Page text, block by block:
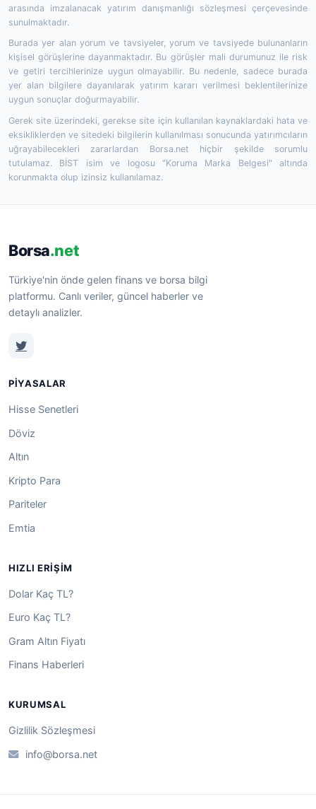
arasında imzalanacak yatırım danışmanlığı sözleşmesi çerçevesinde
sunulmaktadır.
Burada yer alan yorum ve tavsiyeler, yorum ve tavsiyede bulunanların
kişisel görüşlerine dayanmaktadır. Bu görüşler mali durumunuz ile risk
ve getiri tercihlerinize uygun olmayabilir. Bu nedenle, sadece burada
yer alan bilgilere dayanılarak yatırım kararı verilmesi beklentilerinize
uygun sonuçlar doğurmayabilir.
Gerek site üzerindeki, gerekse site için kullanılan kaynaklardaki hata ve
eksikliklerden ve sitedeki bilgilerin kullanılması sonucunda yatırımcıların
uğrayabilecekleri zararlardan Borsa.net hiçbir şekilde sorumlu
tutulamaz. BİST isim ve logosu "Koruma Marka Belgesi" altında
korunmakta olup izinsiz kullanılamaz.
Borsa.net
Türkiye'nin önde gelen finans ve borsa bilgi
platformu. Canlı veriler, güncel haberler ve
detaylı analizler.
PIYASALAR
Hisse Senetleri
Döviz
Altın
Kripto Para
Pariteler
Emtia
HIZLI ERIŞIM
Dolar Kaç TL?
Euro Kaç TL?
Gram Altın Fiyatı
Finans Haberleri
KURUMSAL
Gizlilik Sözleşmesi
info@borsa.net